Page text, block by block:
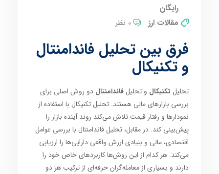
رایگان
مقالات ارز
0 نظر
فرق بین تحلیل فاندامنتال
و تکنیکال
تحلیل تکنیکال و تحلیلفاندامنتالدو روش اصلی برای
بررسی بازارهای مالی هستند. تحلیل تکنیکال با استفاده از
نمودارها و رفتار قیمت تلاش می‌کند روند آینده بازار را
پیش‌بینی کند. در مقابل، تحلیل فاندامنتال با بررسی عوامل
اقتصادی، مالی و بنیادی ارزش واقعی دارایی‌ها را ارزیابی
می‌کند. هر کدام از این روش‌ها کاربردهای خاص خود را
دارند و بسیاری از معامله‌گران حرفه‌ای از ترکیب هر دو